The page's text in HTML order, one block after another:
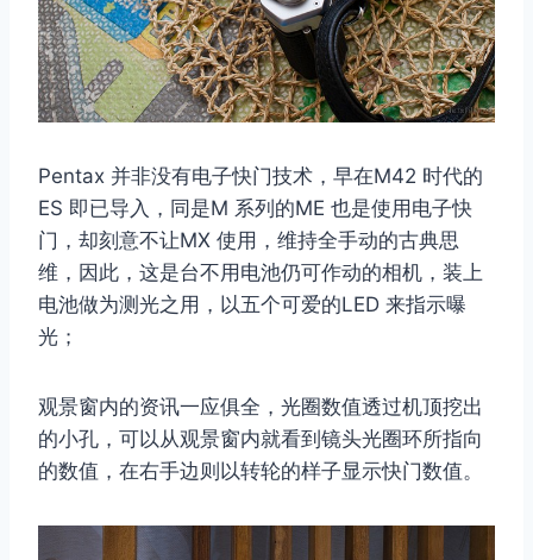
Pentax 并非没有电子快门技术，早在M42 时代的
ES 即已导入，同是M 系列的ME 也是使用电子快
门，却刻意不让MX 使用，维持全手动的古典思
维，因此，这是台不用电池仍可作动的相机，装上
电池做为测光之用，以五个可爱的LED 来指示曝
光；
观景窗内的资讯一应俱全，光圈数值透过机顶挖出
的小孔，可以从观景窗内就看到镜头光圈环所指向
的数值，在右手边则以转轮的样子显示快门数值。